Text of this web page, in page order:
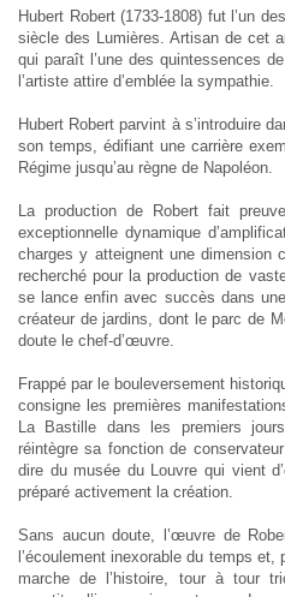
Hubert Robert (1733-1808) fut l’un
siècle des Lumières. Artisan de cet
qui paraît l’une des quintessences
l’artiste attire d’emblée la sympathie.
Hubert Robert parvint à s’introduire
son temps, édifiant une carrière
Régime jusqu’au règne de Napoléon.
La production de Robert fait
exceptionnelle dynamique
charges y atteignent une dimension
recherché pour la production de
se lance enfin avec succès dans
créateur de jardins, dont le parc de
doute le chef-d’œuvre.
Frappé par le bouleversement
consigne les premières
La Bastille dans les premiers
réintègre sa fonction de
dire du musée du Louvre qui vient
préparé activement la création.
Sans aucun doute, l’œuvre de
l’écoulement inexorable du temps
marche de l’histoire, tour à tour